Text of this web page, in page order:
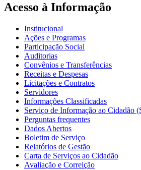
Acesso à Informação
Institucional
Ações e Programas
Participação Social
Auditorias
Convênios e Transferências
Receitas e Despesas
Licitações e Contratos
Servidores
Informações Classificadas
Serviço de Informação ao Cidadão
Perguntas frequentes
Dados Abertos
Boletim de Serviço
Relatórios de Gestão
Carta de Serviços ao Cidadão
Avaliação e Correição